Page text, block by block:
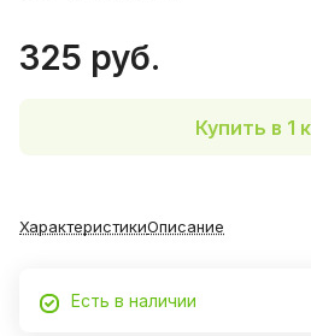
325 руб.
Купить в 1
ХарактеристикиОписание
Есть в наличии